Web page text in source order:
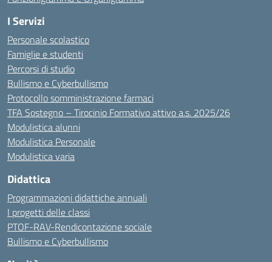
I Servizi
Personale scolastico
Famiglie e studenti
Percorsi di studio
Bullismo e Cyberbullismo
Protocollo somministrazione farmaci
TFA Sostegno – Tirocinio Formativo attivo a.s. 2025/26
Modulistica alunni
Modulistica Personale
Modulistica varia
Didattica
Programmazioni didattiche annuali
I progetti delle classi
PTOF-RAV-Rendicontazione sociale
Bullismo e Cyberbullismo